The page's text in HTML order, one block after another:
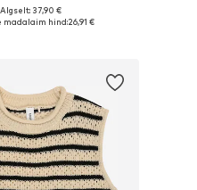
erinevates suurustes
Algselt: 37,90 €
madalaim hind:26,91 €